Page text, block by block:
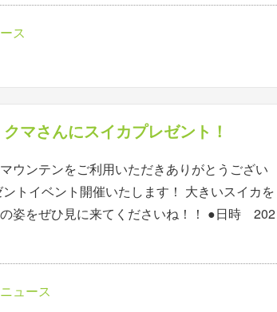
ス
マさんにスイカプレゼント！
ウンテンをご利用いただきありがとうござい
トイベント開催いたします！ 大きいスイカを
姿をぜひ見に来てくださいね！！ ●日時 202
ュース